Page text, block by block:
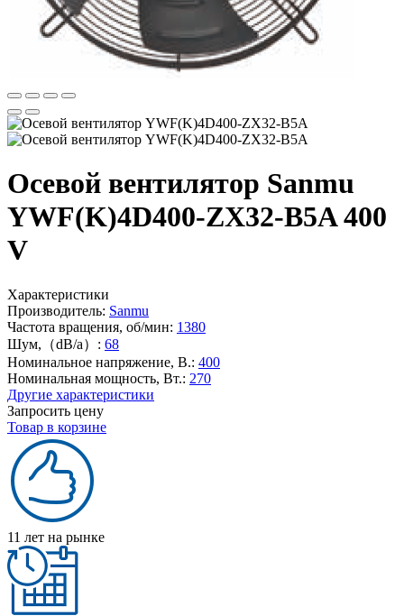
Осевой вентилятор Sanmu
YWF(K)4D400-ZX32-B5A 400
V
Характеристики
Производитель: Sanmu
Частота вращения, об/мин: 1380
Шум,（dB/a）: 68
Номинальное напряжение, В.: 400
Номинальная мощность, Вт.: 270
Другие характеристики
Запросить цену
Товар в корзине
11 лет на рынке